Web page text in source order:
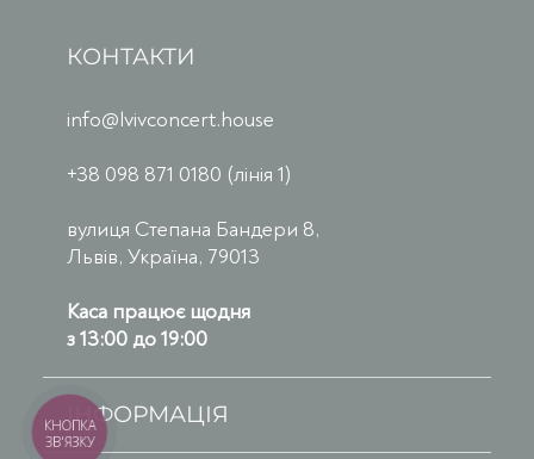
КОНТАКТИ
info@lvivconcert.house
+38 098 871 0180 (лінія 1)
вулиця Степана Бандери 8,
Львів, Україна, 79013
Каса працює щодня
з 13:00 до 19:00
ІНФОРМАЦІЯ
КНОПКА
ЗВ'ЯЗКУ